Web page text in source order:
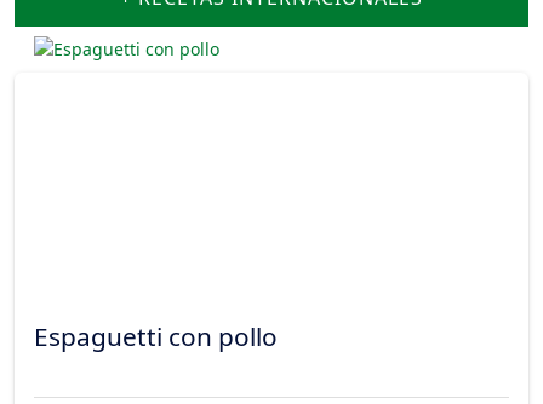
Espaguetti con pollo